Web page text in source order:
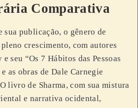
Comparativa
sua publicação, o gênero de
crescimento, com autores
seu “Os 7 Hábitos das Pessoas
as obras de Dale Carnegie
livro de Sharma, com sua mistura
e narrativa ocidental,